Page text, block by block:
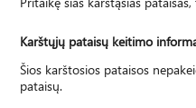
Karštųjų pataisų keitimo
Šios karštosios pataisos
pataisų.